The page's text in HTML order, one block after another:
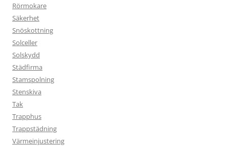
Rörmokare
Säkerhet
Snöskottning
Solceller
Solskydd
Städfirma
Stamspolning
Stenskiva
Tak
Trapphus
Trappstädning
Värmeinjustering